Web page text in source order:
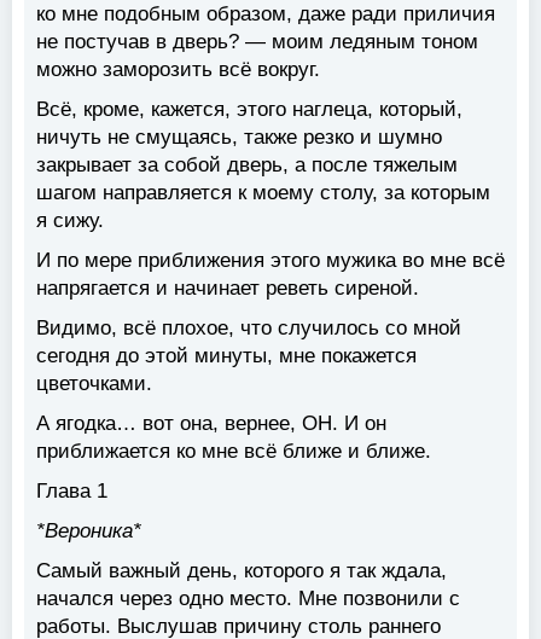
ко мне подобным образом, даже ради приличия
не постучав в дверь? — моим ледяным тоном
можно заморозить всё вокруг.
Всё, кроме, кажется, этого наглеца, который,
ничуть не смущаясь, также резко и шумно
закрывает за собой дверь, а после тяжелым
шагом направляется к моему столу, за которым
я сижу.
И по мере приближения этого мужика во мне всё
напрягается и начинает реветь сиреной.
Видимо, всё плохое, что случилось со мной
сегодня до этой минуты, мне покажется
цветочками.
А ягодка… вот она, вернее, ОН. И он
приближается ко мне всё ближе и ближе.
Глава 1
*Вероника*
Самый важный день, которого я так ждала,
начался через одно место. Мне позвонили с
работы. Выслушав причину столь раннего